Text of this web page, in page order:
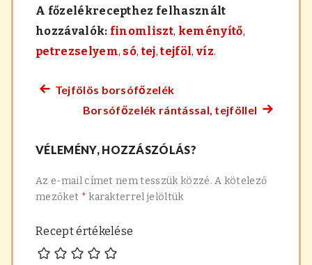
A főzelékrecepthez felhasznált
hozzávalók: finomliszt, keményítő,
petrezselyem, só,tej,tejföl, víz.
Bejegyzés
Előző
főzelék
Tejfölös borsófőzelék
Borsófőzelék rántással, tejföllel
VÉLEMÉNY, HOZZÁSZÓLÁS?
Az e-mail címet nem tesszük közzé. A kötelező
mezőket * karakterrel jelöltük
Recept értékelése